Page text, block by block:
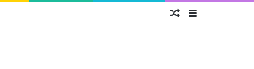
Random Article